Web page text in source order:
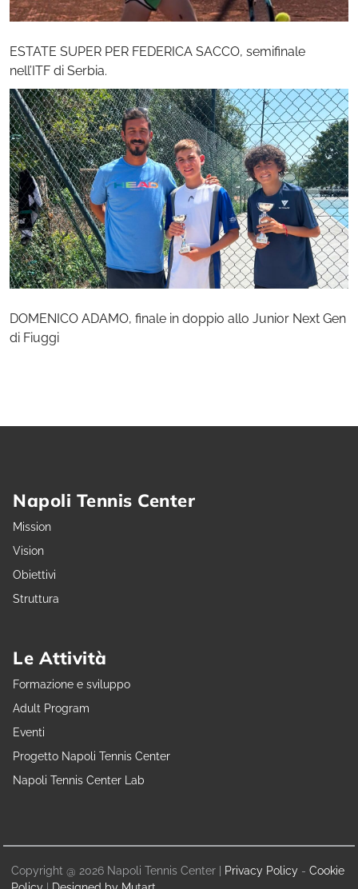
ESTATE SUPER PER FEDERICA SACCO, semifinale
nell’ITF di Serbia.
DOMENICO ADAMO, finale in doppio allo Junior Next Gen
di Fiuggi
Napoli Tennis Center
Mission
Vision
Obiettivi
Struttura
Le Attività
Formazione e sviluppo
Adult Program
Eventi
Progetto Napoli Tennis Center
Napoli Tennis Center Lab
Copyright @ 2026 Napoli Tennis Center | Privacy Policy - Cookie